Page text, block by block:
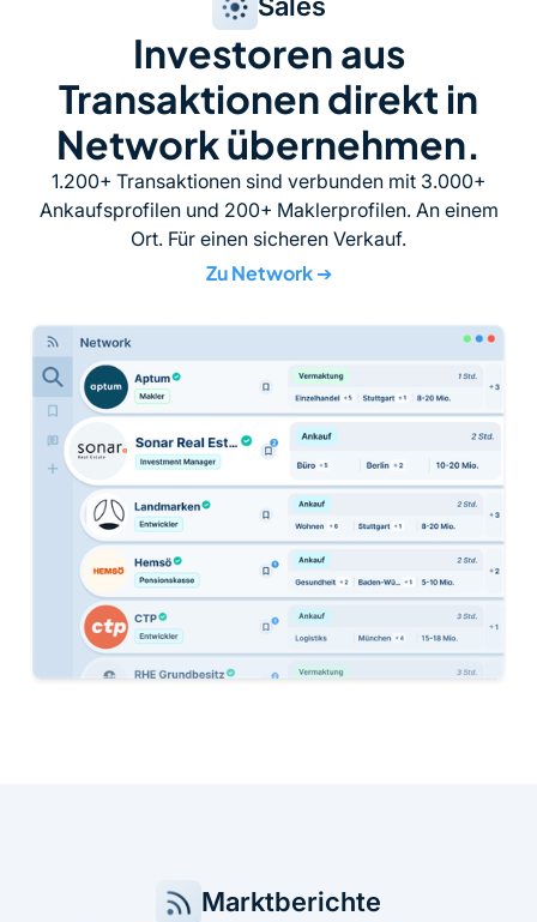
Sales
Investoren aus
Transaktionen direkt in
Network übernehmen.
1.200+ Transaktionen sind verbunden mit 3.000+
Ankaufsprofilen und 200+ Maklerprofilen. An einem
Ort. Für einen sicheren Verkauf.
Zu Network➔
Marktberichte